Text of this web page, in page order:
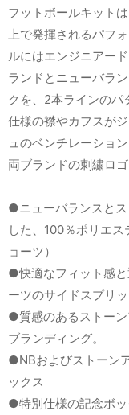
フットボールキット
上で発揮されるパフ
ルにはエンジニアー
ランドとニューバラ
クを、2本ラインの
仕様の襟やカフスが
ュのベンチレーショ
両ブランドの刺繍ロ
●ニューバランスと
した、100％ポリエ
ョーツ）
●快適なフィット感
ーツのサイドスプリッ
●質感のあるストー
ブランディング。
●NBおよびストーン
ックス
●特別仕様の記念ボッ